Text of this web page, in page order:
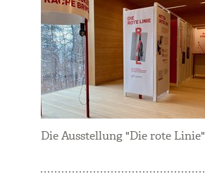
Die Ausstellung "Die rote Linie"